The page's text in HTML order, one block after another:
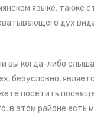
языке. также
дух
вы когда-либо
безусловно,
посетить
в этом районе есть